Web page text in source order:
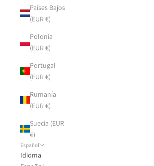
Países Bajos
(EUR €)
Polonia
(EUR €)
Portugal
(EUR €)
Rumanía
(EUR €)
Suecia (EUR
€)
Español
Idioma